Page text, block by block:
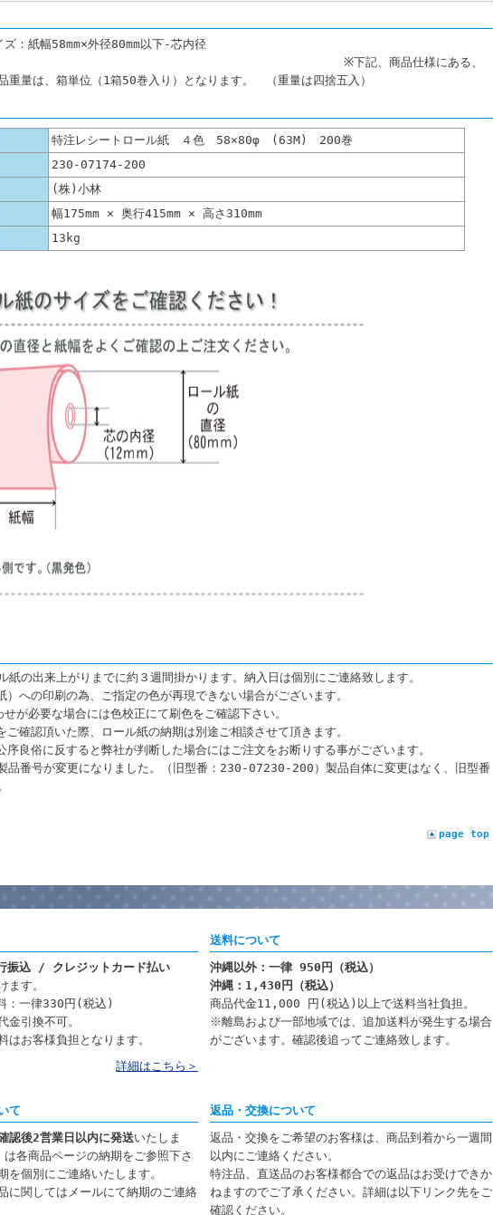
：紙幅58mm×外径80mm以下-芯内径
※下記、商品仕様にある、
重量は、箱単位（1箱50巻入り）となります。 （重量は四捨五入）
特注レシートロール紙 ４色 58×80φ (63M) 200巻
230-07174-200
(株)小林
幅175mm × 奥行415mm × 高さ310mm
13kg
紙の出来上がりまでに約３週間掛かります。納入日は個別にご連絡致します。
への印刷の為、ご指定の色が再現できない場合がございます。
が必要な場合には色校正にて刷色をご確認下さい。
確認頂いた際、ロール紙の納期は別途ご相談させて頂きます。
良俗に反すると弊社が判断した場合にはご注文をお断りする事がございます。
品番号が変更になりました。（旧型番：230-07230-200）製品自体に変更はなく、旧型番
page top
込 / クレジットカード払い
ます。
：一律330円(税込)
引換不可。
はお客様負担となります。
詳細はこちら＞
て
認後2営業日以内に発送いたしま
各商品ページの納期をご参照下さ
を個別にご連絡いたします。
に関してはメールにて納期のご連絡
送料について
沖縄以外：一律 950円（税込）
沖縄：1,430円（税込）
商品代金11,000 円(税込)以上で送料当社負担。
※離島および一部地域では、追加送料が発生する場合
がございます。確認後追ってご連絡致します。
返品・交換について
返品・交換をご希望のお客様は、商品到着から一週間
以内にご連絡ください。
特注品、直送品のお客様都合での返品はお受けできか
ねますのでご了承ください。詳細は以下リンク先をご
確認ください。